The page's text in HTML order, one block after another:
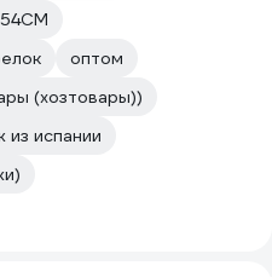
оптом
(хозтовары))
испании